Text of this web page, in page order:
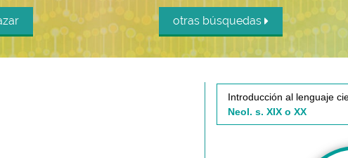
otras búsquedas
Introducción al lenguaje
Neol. s. XIX o XX